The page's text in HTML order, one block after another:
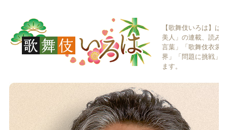
【歌舞伎いろは】は
美人」の連載、読み
言葉」「歌舞伎衣裳
界」「問題に挑戦」
ます。